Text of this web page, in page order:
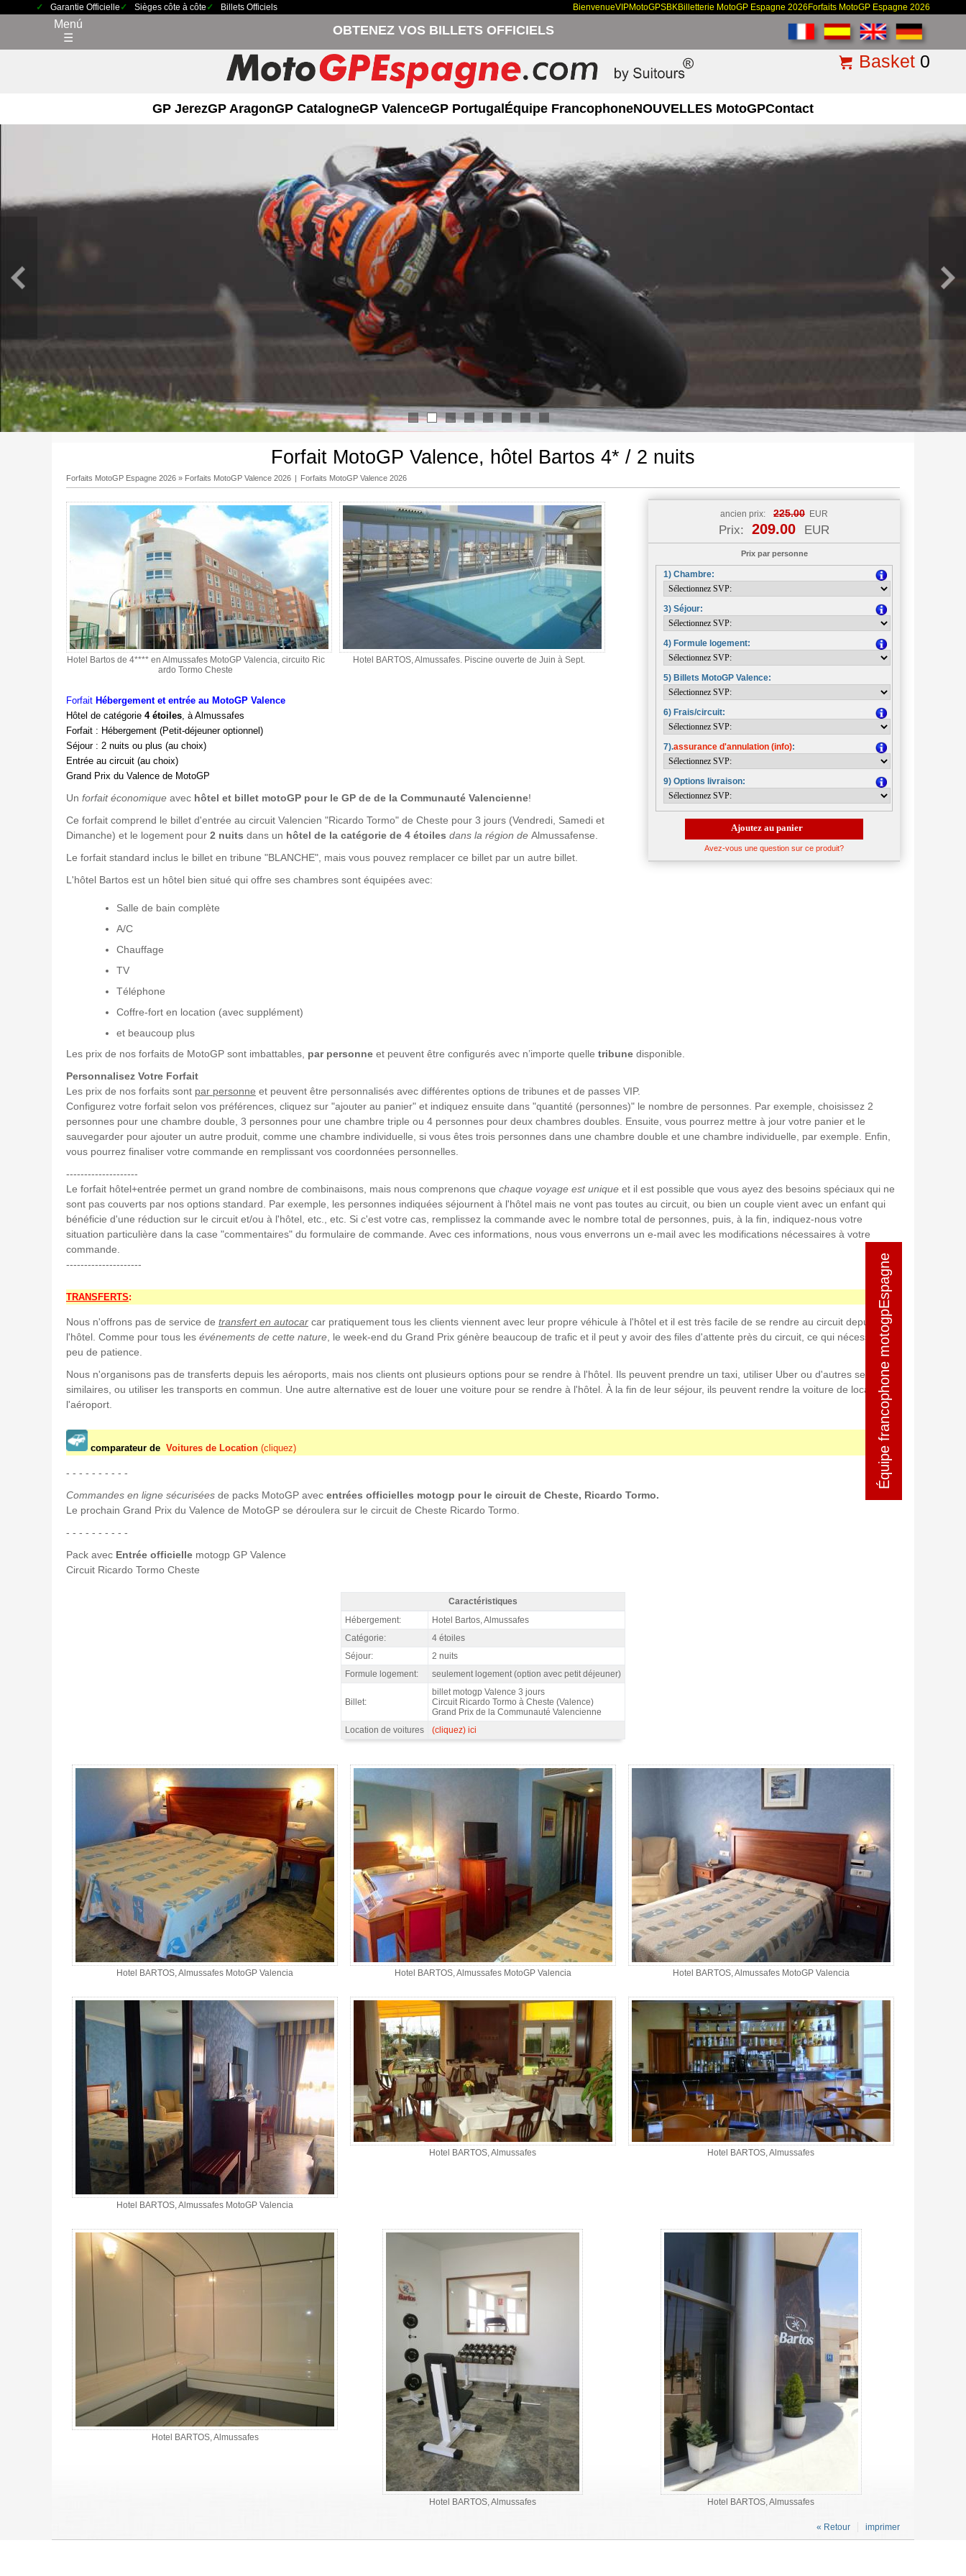
Garantie Officielle Sièges côte à côte Billets Officiels BienvenueVIPMotoGPSBKBilletterie MotoGP Espagne 2026 Forfaits MotoGP Espagne 2026
Menú
☰
OBTENEZ VOS BILLETS OFFICIELS
Basket 0
GP JerezGP AragonGP CatalogneGP ValenceGP PortugalÉquipe FrancophoneNOUVELLES MotoGPContact
1 3 4
Équipe francophone motogpEspagne
Équipe francophone motogpEspagne
Forfait MotoGP Valence, hôtel Bartos 4* / 2 nuits
Forfaits MotoGP Espagne 2026 » Forfaits MotoGP Valence 2026 | Forfaits MotoGP Valence 2026
Hotel Bartos de 4**** en Almussafes MotoGP Valencia, circuito Ric
ardo Tormo Cheste
Hotel BARTOS, Almussafes. Piscine ouverte de Juin à Sept.
ancien prix: 225.00 EUR
Prix: 209.00 EUR
Prix par personne
1) Chambre:
3) Séjour:
4) Formule logement:
5) Billets MotoGP Valence:
6) Frais/circuit:
7).assurance d'annulation (info):
9) Options livraison:
Avez-vous une question sur ce produit?
Forfait Hébergement et entrée au MotoGP Valence
Hôtel de catégorie 4 étoiles , à Almussafes
Forfait : Hébergement (Petit-déjeuner optionnel)
Séjour : 2 nuits ou plus (au choix)
Entrée au circuit (au choix)
Grand Prix du Valence de MotoGP
Un forfait économique avec hôtel et billet motoGP pour le GP de de la Communauté Valencienne!
Ce forfait comprend le billet d'entrée au circuit Valencien "Ricardo Tormo" de Cheste pour 3 jours (Vendredi, Samedi et
Dimanche) et le logement pour 2 nuits dans un hôtel de la catégorie de 4 étoiles dans la région de Almussafense.
Le forfait standard inclus le billet en tribune "BLANCHE", mais vous pouvez remplacer ce billet par un autre billet.
L'hôtel Bartos est un hôtel bien situé qui offre ses chambres sont équipées avec:
Salle de bain complète
A/C
Chauffage
TV
Téléphone
Coffre-fort en location (avec supplément)
et beaucoup plus
Les prix de nos forfaits de MotoGP sont imbattables, par personne et peuvent être configurés avec n’importe quelle tribune disponible.
Personnalisez Votre Forfait
Les prix de nos forfaits sont par personne et peuvent être personnalisés avec différentes options de tribunes et de passes VIP.
Configurez votre forfait selon vos préférences, cliquez sur "ajouter au panier" et indiquez ensuite dans "quantité (personnes)" le nombre de personnes. Par exemple, choisissez 2
personnes pour une chambre double, 3 personnes pour une chambre triple ou 4 personnes pour deux chambres doubles. Ensuite, vous pourrez mettre à jour votre panier et le
sauvegarder pour ajouter un autre produit, comme une chambre individuelle, si vous êtes trois personnes dans une chambre double et une chambre individuelle, par exemple. Enfin,
vous pourrez finaliser votre commande en remplissant vos coordonnées personnelles.
--------------------
Le forfait hôtel+entrée permet un grand nombre de combinaisons, mais nous comprenons que chaque voyage est unique et il est possible que vous ayez des besoins spéciaux qui ne
sont pas couverts par nos options standard. Par exemple, les personnes indiquées séjournent à l'hôtel mais ne vont pas toutes au circuit, ou bien un couple vient avec un enfant qui
bénéficie d'une réduction sur le circuit et/ou à l'hôtel, etc., etc. Si c'est votre cas, remplissez la commande avec le nombre total de personnes, puis, à la fin, indiquez-nous votre
situation particulière dans la case "commentaires" du formulaire de commande. Avec ces informations, nous vous enverrons un e-mail avec les modifications nécessaires à votre
commande.
---------------------
TRANSFERTS:
Nous n'offrons pas de service de transfert en autocar car pratiquement tous les clients viennent avec leur propre véhicule à l'hôtel et il est très facile de se rendre au circuit depuis
l'hôtel. Comme pour tous les événements de cette nature , le week-end du Grand Prix génère beaucoup de trafic et il peut y avoir des files d'attente près du circuit, ce qui nécessite un
peu de patience.
Nous n'organisons pas de transferts depuis les aéroports, mais nos clients ont plusieurs options pour se rendre à l'hôtel. Ils peuvent prendre un taxi, utiliser Uber ou d'autres services
similaires, ou utiliser les transports en commun. Une autre alternative est de louer une voiture pour se rendre à l'hôtel. À la fin de leur séjour, ils peuvent rendre la voiture de location à
l'aéroport.
comparateur de Voitures de Location (cliquez)
- - - - - - - - - -
Commandes en ligne sécurisées de packs MotoGP avec entrées officielles motogp pour le circuit de Cheste, Ricardo Tormo.
Le prochain Grand Prix du Valence de MotoGP se déroulera sur le circuit de Cheste Ricardo Tormo.
- - - - - - - - - -
Pack avec Entrée officielle motogp GP Valence
Circuit Ricardo Tormo Cheste
Forfait MotoGP Valence, hôtel Bartos 4* / 2 nuits - Caractéristiques
Caractéristiques
Hébergement:
Hotel Bartos, Almussafes
Catégorie:
4 étoiles
Séjour:
2 nuits
Formule logement:
seulement logement (option avec petit déjeuner)
Billet:
billet motogp Valence 3 jours
Circuit Ricardo Tormo à Cheste (Valence)
Grand Prix de la Communauté Valencienne
Location de voitures
(cliquez) ici
Hotel BARTOS, Almussafes MotoGP Valencia Hotel BARTOS, Almussafes MotoGP Valencia Hotel BARTOS, Almussafes MotoGP Valencia
Hotel BARTOS, Almussafes MotoGP Valencia
Hotel BARTOS, Almussafes Hotel BARTOS, Almussafes
Hotel BARTOS, Almussafes
Hotel BARTOS, Almussafes Hotel BARTOS, Almussafes
imprimer
« Retour